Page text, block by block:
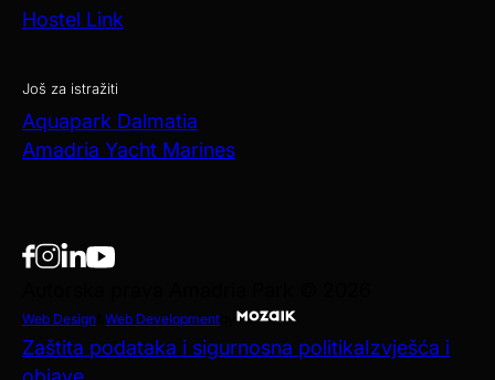
Hostel Link
Još za istražiti
Aquapark Dalmatia
Amadria Yacht Marines
Web Design Web Development
Zaštita podataka i sigurnosna politikaIzvješća i